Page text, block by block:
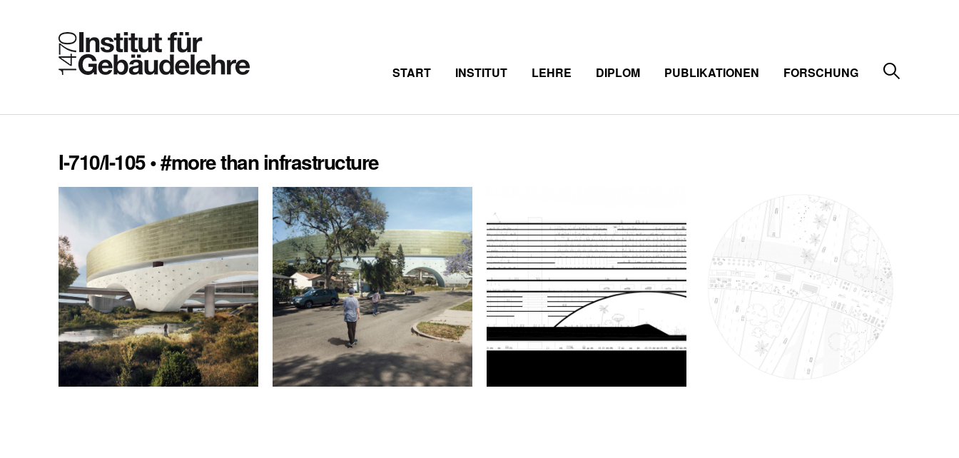
START INSTITUT LEHRE DIPLOM PUBLIKATIONEN FORSCHUNG
I-710/I-105 • #more than infrastructure